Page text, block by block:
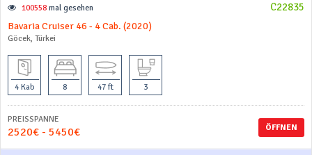
C22835
100558 mal gesehen
Bavaria Cruiser 46 - 4 Cab. (2020)
Göcek, Türkei
4 Kab 8 47 ft 3
ÖFFNEN
PREISSPANNE
2520€ - 5450€